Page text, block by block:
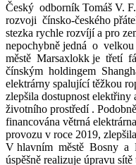
Český odborník Tomáš V.
rozvoji čínsko-českého
stezka rychle rozvíjí a pro
nepochybně jedná o
městě Marsaxlokk je třetí
čínským holdingem
elektrárny spalující těžkou
zlepšila dostupnost elektřiny
životního prostředí .
financována větrná
provozu v roce 2019,
V hlavním městě Bosny a
úspěšně realizuje úpravu